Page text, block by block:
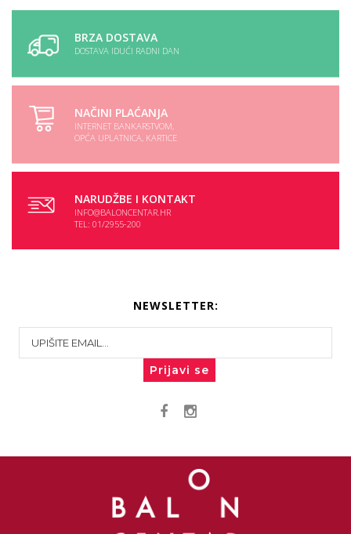
BRZA DOSTAVA
DOSTAVA IDUĆI RADNI DAN
NAČINI PLAĆANJA
INTERNET BANKARSTVOM,
OPĆA UPLATNICA, KARTICE
NARUDŽBE I KONTAKT
INFO@BALONCENTAR.HR
TEL: 01/2955-200
NEWSLETTER:
Prijavi se